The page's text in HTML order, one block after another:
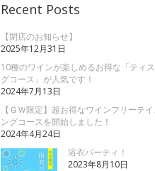
Recent Posts
【閉店のお知らせ】
2025年12月31日
10種のワインが楽しめるお得な「ティ
グコース」が人気です！
2024年7月13日
【ＧＷ限定】超お得なワインフリーテ
ングコースを開始しました！
2024年4月24日
浴衣パーティ！
2023年8月10日